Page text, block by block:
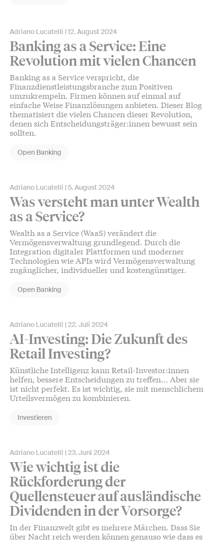
Adriano Lucatelli 12. August 2024
Banking as a Service: Eine
Revolution mit vielen Chancen
Banking as a Service verspricht, die
Finanzdienstleistungsbranche zum Positiven
umzukrempeln. Firmen können auf einmal auf
einfache Weise Finanzlösungen anbieten. Dieser Blog
thematisiert die vielen Chancen dieser Revolution,
denen sich Entscheidungsträger:innen bewusst sein
sollten.
Open Banking
Adriano Lucatelli 5. August 2024
Was versteht man unter Wealth
as a Service?
Wealth as a Service (WaaS) verändert die
Vermögensverwaltung grundlegend. Durch die
Integration digitaler Plattformen und moderner
Technologien wie APIs wird Vermögensverwaltung
zugänglicher, individueller und kostengünstiger.
Open Banking
Adriano Lucatelli 22. Juli 2024
AI-Investing: Die Zukunft des
Retail Investing?
Künstliche Intelligenz kann Retail-Investor:innen
helfen, bessere Entscheidungen zu treffen... Aber sie
ist nicht perfekt. Es ist wichtig, sie mit menschlichem
Urteilsvermögen zu kombinieren.
Investieren
Adriano Lucatelli 23. Juni 2024
Wie wichtig ist die
Rückforderung der
Quellensteuer auf ausländische
Dividenden in der Vorsorge?
In der Finanzwelt gibt es mehrere Märchen. Dass Sie
über Nacht reich werden können genauso wie dass es